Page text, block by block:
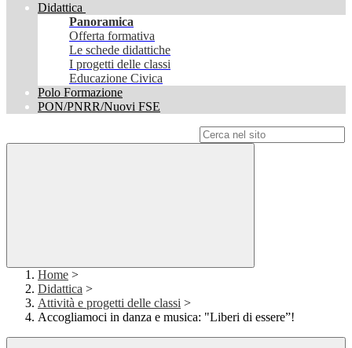
Didattica
Panoramica
Offerta formativa
Le schede didattiche
I progetti delle classi
Educazione Civica
Polo Formazione
PON/PNRR/Nuovi FSE
Home >
Didattica >
Attività e progetti delle classi >
Accogliamoci in danza e musica: "Liberi di essere”!